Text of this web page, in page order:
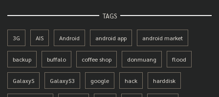
TAGS
3G AIS Android android app android market
backup buffalo coffee shop donmuang flood
GalaxyS GalaxyS3 google hack harddisk